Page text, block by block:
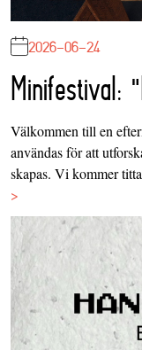
2026-06-24
Minifestival:
Välkommen till en
användas för att
skapas. Vi kommer
>